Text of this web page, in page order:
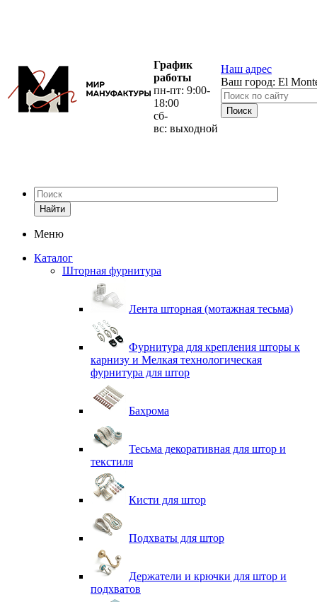
График
работы
пн-пт: 9:00-
18:00
сб-
вс: выходной
Наш адрес
Ваш город: El
Найти
Меню
Каталог
Шторная фурнитура
Лента шторная (мотажная тесьма)
Фурнитура для крепления шторы к
карнизу и Мелкая технологическая
фурнитура для штор
Бахрома
Тесьма декоративная для штор и
текстиля
Кисти для штор
Подхваты для штор
Держатели и крючки для штор и
подхватов